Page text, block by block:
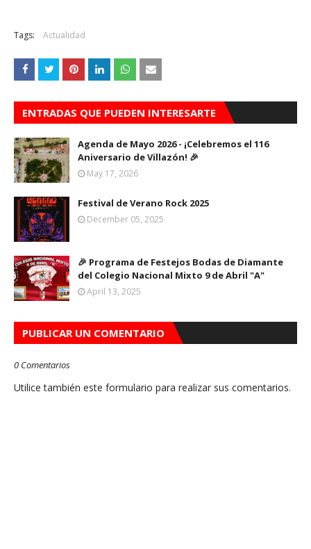
Tags: Actualidad
ENTRADAS QUE PUEDEN INTERESARTE
Agenda de Mayo 2026 - ¡Celebremos el 116
Aniversario de Villazón! 🎉
May 17, 2026
Festival de Verano Rock 2025
December 05, 2025
🎉 Programa de Festejos Bodas de Diamante
del Colegio Nacional Mixto 9 de Abril "A"
April 13, 2025
PUBLICAR UN COMENTARIO
0 Comentarios
Utilice también este formulario para realizar sus comentarios.